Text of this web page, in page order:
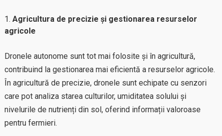
Agricultura de precizie și gestionarea resurselor
agricole
Dronele autonome sunt tot mai folosite și în agricultură,
contribuind la gestionarea mai eficientă a resurselor agricole.
În agricultură de precizie, dronele sunt echipate cu senzori
care pot analiza starea culturilor, umiditatea solului și
nivelurile de nutrienți din sol, oferind informații valoroase
pentru fermieri.